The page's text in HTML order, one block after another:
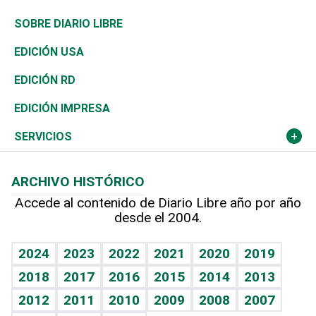
José Boquete
Reportajes
Asia
África
Ocenanía
Caribe
Resto del mundo
Consumo
Vivienda
Telecom.
Global y variable
Economía personal
Belleza
Buena Vida
Sociales
Novedades
Podcast Arte Libre
Hablando con el pediatra
Vida y familia
Eñe
Celebrando la vida
Golf
Ciclismo
Tenis
Olimpismo
Más deportes
TBT Deportivo
De buena tinta
En Directo
El Espía
Noticiero Poteleche
Columnistas
Más firmas
Clima
Tecnología
Historia
Martes de tecnología
Cambio climático
Mundo
Economía
Revista
Deportes
Opinión
Hecho en casa
Guía del dinero
SOBRE DIARIO LIBRE
EDICIÓN USA
EDICIÓN RD
EDICIÓN IMPRESA
SERVICIOS
Cumpleaños
Horóscopos
Crucigramas
ARCHIVO HISTÓRICO
Accede al contenido de Diario Libre año por año
desde el 2004.
2024 2023 2022 2021 2020
2019
2018
2017 2016 2015 2014
2013
2012
2011 2010 2009 2008
2007